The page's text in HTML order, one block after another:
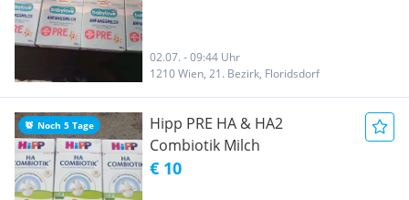
02.07. - 09:44 Uhr
1210 Wien, 21. Bezirk, Floridsdorf
Noch 5 Tage
Hipp PRE HA & HA2
Combiotik Milch
€ 10